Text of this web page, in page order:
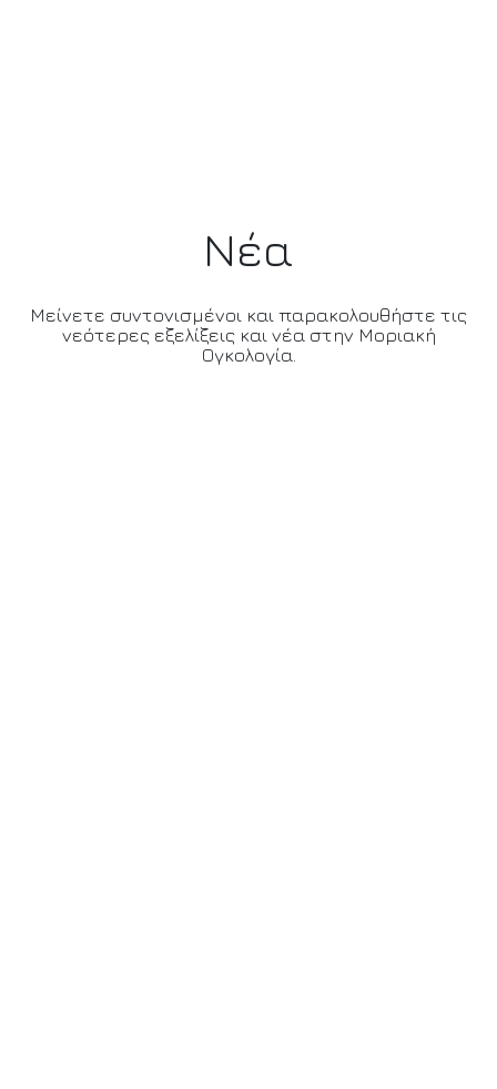
Νέα
Μείνετε συντονισμένοι και παρακολουθήστε τις
νεότερες εξελίξεις και νέα στην Μοριακή
Ογκολογία.